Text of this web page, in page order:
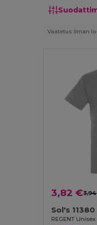
Vaatetus ilman
3,82 €
Sol's 11380
REGENT